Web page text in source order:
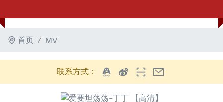
首页 MV
联系方式：